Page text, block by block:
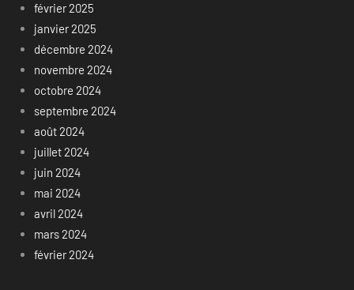
février 2025
janvier 2025
décembre 2024
novembre 2024
octobre 2024
septembre 2024
août 2024
juillet 2024
juin 2024
mai 2024
avril 2024
mars 2024
février 2024